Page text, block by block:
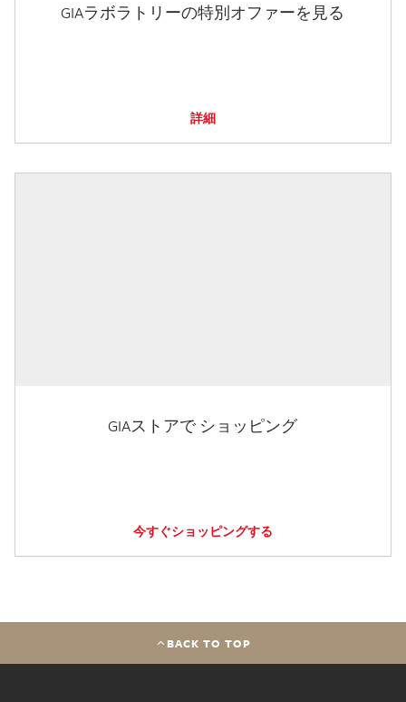
GIAラボラトリーの特別オファーを見る
詳細
GIAストアで ショッピング
今すぐショッピングする
BACK TO TOP